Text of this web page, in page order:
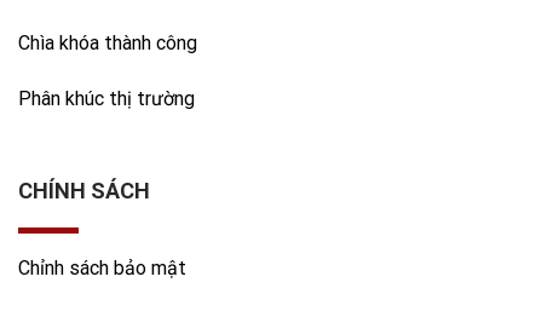
Chìa khóa thành công
Phân khúc thị trường
CHÍNH SÁCH
Chỉnh sách bảo mật